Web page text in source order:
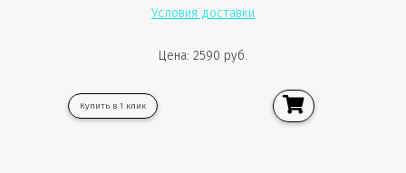
Условия доставки
Цена: 2590 руб.
Купить в 1 клик